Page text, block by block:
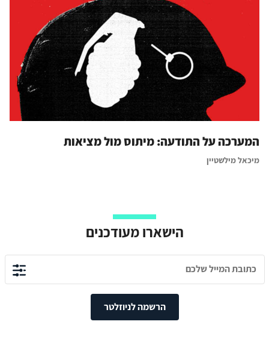
המערכה על התודעה: מיתוס מול מציאות
מיכאל מילשטיין
הישארו מעודכנים
הרשמה לניוזלטר